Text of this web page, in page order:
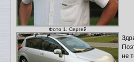
Фото 1. Сергей
не